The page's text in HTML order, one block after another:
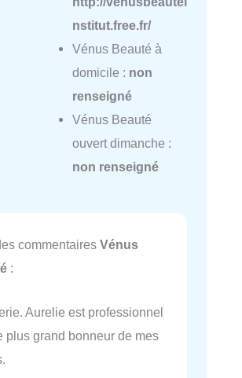
nstitut.free.fr/
Vénus Beauté à
domicile : non
renseigné
Vénus Beauté
ouvert dimanche :
non renseigné
commentaires Vénus
:
Aurelie est professionnel
plus grand bonneur de mes